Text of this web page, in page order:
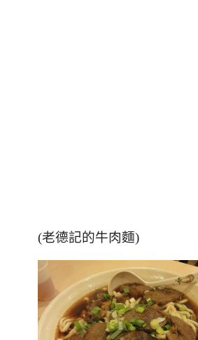
(老德記的牛肉麵)